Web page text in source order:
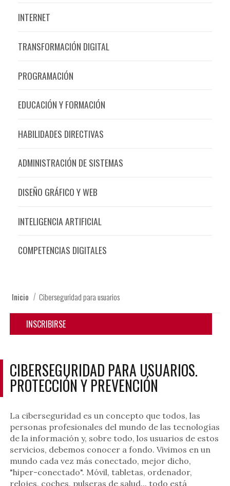
INTERNET
TRANSFORMACIÓN DIGITAL
PROGRAMACIÓN
EDUCACIÓN Y FORMACIÓN
HABILIDADES DIRECTIVAS
ADMINISTRACIÓN DE SISTEMAS
DISEÑO GRÁFICO Y WEB
INTELIGENCIA ARTIFICIAL
COMPETENCIAS DIGITALES
Inicio Ciberseguridad para usuarios
INSCRIBIRSE
CIBERSEGURIDAD PARA USUARIOS.
PROTECCIÓN Y PREVENCIÓN
La ciberseguridad es un concepto que todos, las
personas profesionales del mundo de las tecnologías
de la información y, sobre todo, los usuarios de estos
servicios, debemos conocer a fondo. Vivimos en un
mundo cada vez más conectado, mejor dicho,
"hiper-conectado". Móvil, tabletas, ordenador,
relojes, coches, pulseras de salud... todo está